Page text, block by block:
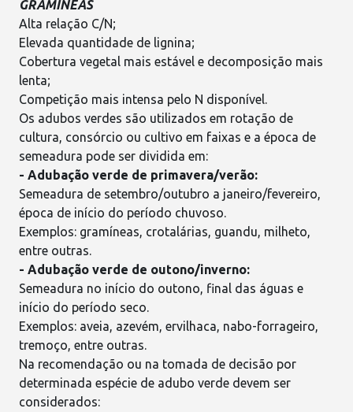
GRAMÍNEAS
Alta relação C/N;
Elevada quantidade de lignina;
Cobertura vegetal mais estável e decomposição mais
lenta;
Competição mais intensa pelo N disponível.
Os adubos verdes são utilizados em rotação de
cultura, consórcio ou cultivo em faixas e a época de
semeadura pode ser dividida em:
- Adubação verde de primavera/verão:
Semeadura de setembro/outubro a janeiro/fevereiro,
época de início do período chuvoso.
Exemplos: gramíneas, crotalárias, guandu, milheto,
entre outras.
- Adubação verde de outono/inverno:
Semeadura no início do outono, final das águas e
início do período seco.
Exemplos: aveia, azevém, ervilhaca, nabo-forrageiro,
tremoço, entre outras.
Na recomendação ou na tomada de decisão por
determinada espécie de adubo verde devem ser
considerados: